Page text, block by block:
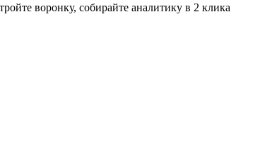
воронку, собирайте аналитику в 2 клика